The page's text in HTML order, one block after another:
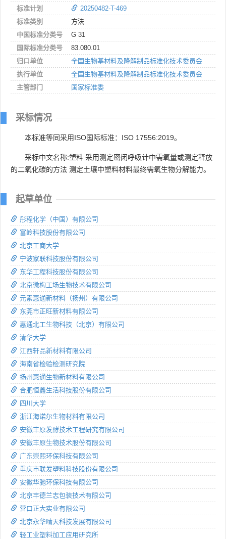
标准计划
20250482-T-469
标准类别
方法
中国标准分类号
G 31
国际标准分类号
83.080.01
归口单位
全国生物基材料及降解制品标准化技术委员会
执行单位
全国生物基材料及降解制品标准化技术委员会
主管部门
国家标准委
采标情况
本标准等同采用ISO国际标准：ISO 17556:2019。
采标中文名称:塑料 采用测定密闭呼吸计中需氧量或测定释放
的二氧化碳的方法 测定土壤中塑料材料最终需氧生物分解能力。
起草单位
彤程化学（中国）有限公司
富岭科技股份有限公司
北京工商大学
宁波家联科技股份有限公司
东华工程科技股份有限公司
北京微构工场生物技术有限公司
元素惠通新材料（扬州）有限公司
东莞市正旺新材料有限公司
惠通北工生物科技（北京）有限公司
清华大学
江西轩品新材料有限公司
海南省检验检测研究院
扬州惠通生物新材料有限公司
合肥恒鑫生活科技股份有限公司
四川大学
浙江海诺尔生物材料有限公司
安徽丰原发酵技术工程研究有限公司
安徽丰原生物技术股份有限公司
广东崇熙环保科技有限公司
重庆市联发塑料科技股份有限公司
安徽华驰环保科技有限公司
北京丰德兰志包装技术有限公司
营口正大实业有限公司
北京永华晴天科技发展有限公司
轻工业塑料加工应用研究所